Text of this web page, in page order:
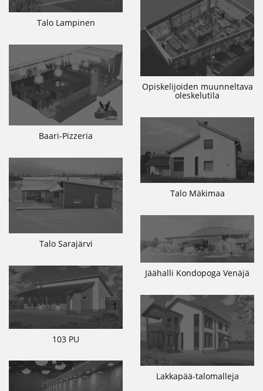
Talo Lampinen
Opiskelijoiden muunneltava
oleskelutila
Baari-Pizzeria
Talo Mäkimaa
Talo Sarajärvi
Jäähalli Kondopoga Venäjä
103 PU
Lakkapää-talomalleja